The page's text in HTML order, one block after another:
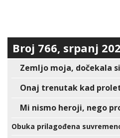
Broj 766, srpanj
Zemljo moja, dočekala
Onaj trenutak kad
Mi nismo heroji, nego
Obuka prilagođena